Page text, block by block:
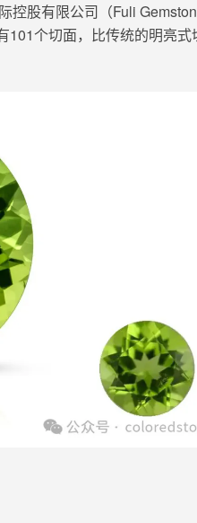
控股有限公司 （Fuli
101个切面，比传统的明亮式